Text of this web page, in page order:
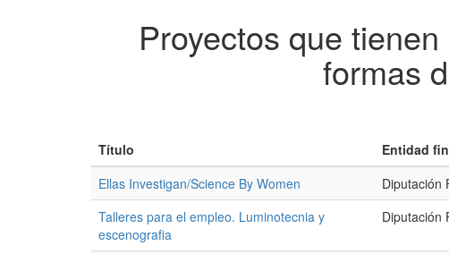
Proyectos que
formas
Título Entidad
Ellas Investigan/Science By Women
Diputación
Talleres para el empleo. Luminotecnia y
escenografia
Diputación